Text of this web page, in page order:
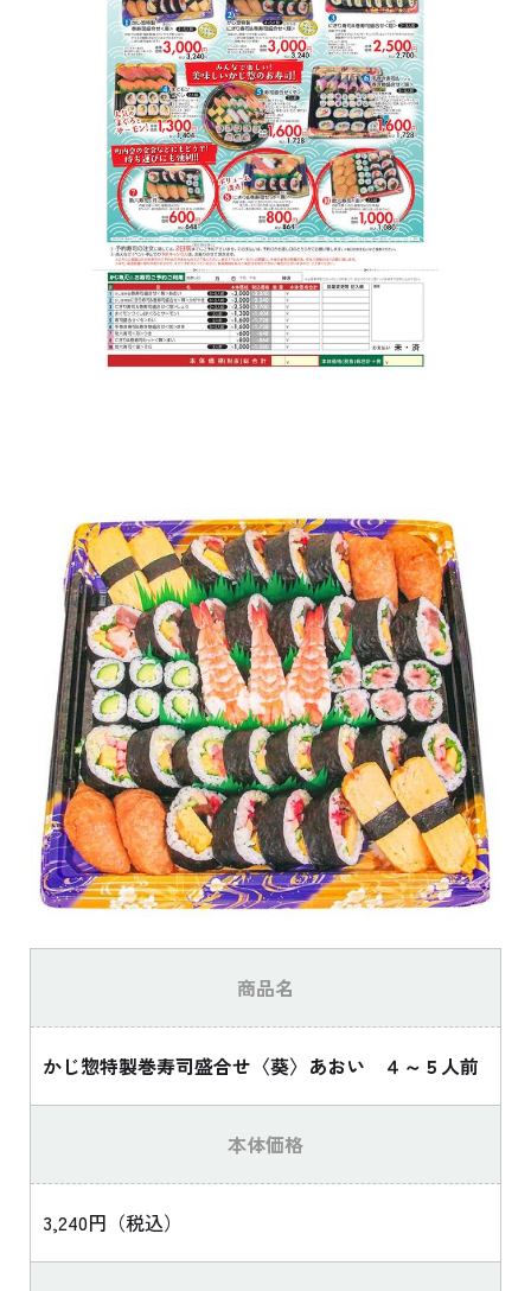
商品名
かじ惣特製巻寿司盛合せ〈葵〉あおい ４～５人前
本体価格
3,240円（税込）